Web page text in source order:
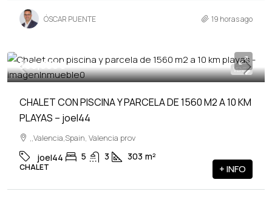
ÓSCAR PUENTE 19 horas ago
VENTA
560,000€
CHALET CON PISCINA Y PARCELA DE 1560 M2 A 10 KM
PLAYAS – joel44
,,Valencia,Spain, Valencia prov
joel44 5 3 303 m²
CHALET + INFO